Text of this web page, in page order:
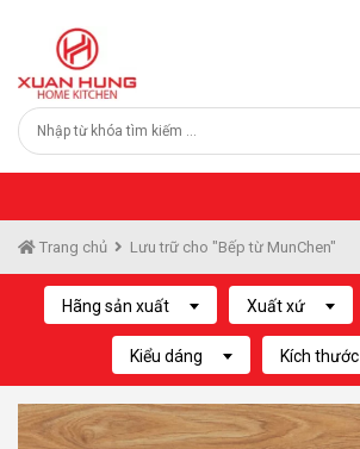
Trang chủ Lưu trữ cho "Bếp từ MunChen"
Hãng sản xuất Xuất xứ
Kiểu dáng Kích thước